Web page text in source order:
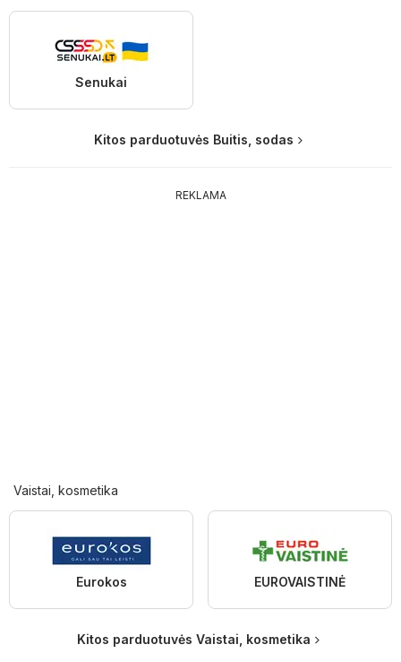
Senukai
Kitos parduotuvės Buitis, sodas
REKLAMA
Vaistai, kosmetika
Eurokos EUROVAISTINĖ
Kitos parduotuvės Vaistai, kosmetika